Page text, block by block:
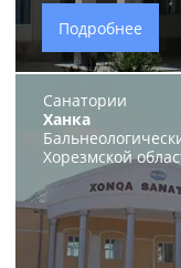
Подробнее
Санатории
Ханка
Хорезмской